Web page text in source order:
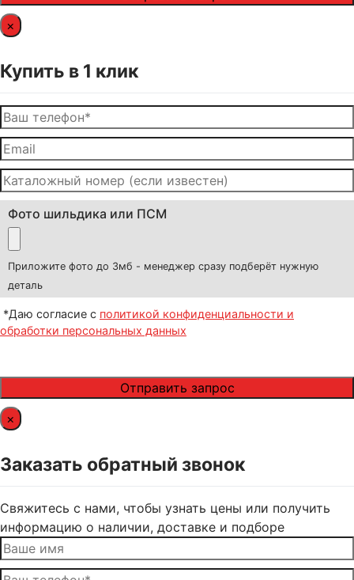
×
Купить в 1 клик
Фото шильдика или ПСМ
Приложите фото до 3мб - менеджер сразу подберёт нужную
деталь
*Даю согласие с политикой конфиденциальности и
обработки персональных данных
×
Заказать обратный звонок
Свяжитесь с нами, чтобы узнать цены или получить
информацию о наличии, доставке и подборе